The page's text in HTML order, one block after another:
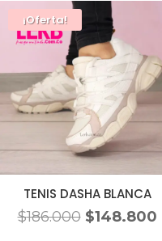
$184.000.
¡Oferta!
TENIS DASHA BLANCA
$186.000 El
$148.800El